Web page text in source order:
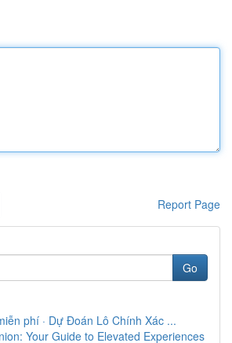
Report Page
Go
phí · Dự Đoán Lô Chính Xác ...
Your Guide to Elevated Experiences